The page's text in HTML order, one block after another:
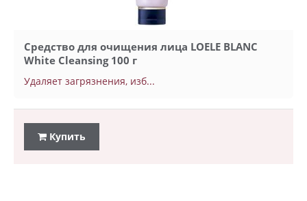
Средство для очищения лица LOELE BLANC
White Cleansing 100 г
Удаляет загрязнения, изб...
Купить